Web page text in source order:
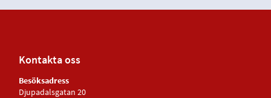
Kontakta oss
Besöksadress
Djupadalsgatan 20